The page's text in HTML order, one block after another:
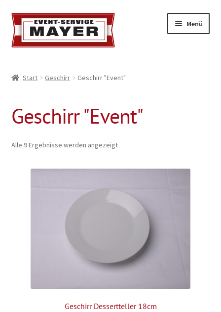
Menü
Standort & Öffnungszeiten
Impressionen
Kontakt & Feedback
Geschäftsbedingungen
Start Geschirr Geschirr "Event"
Geschirr "Event"
Alle 9 Ergebnisse werden angezeigt
Geschirr Dessertteller 18cm